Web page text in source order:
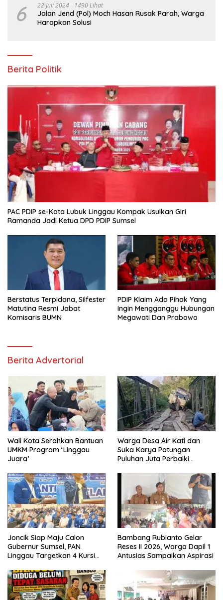
6 22 Juli 2024 1490 Lihat
Jalan Jend (Pol) Moch Hasan Rusak Parah, Warga
Harapkan Solusi
Berita Politik
PAC PDIP se-Kota Lubuk Linggau Kompak Usulkan Giri
Ramanda Jadi Ketua DPD PDIP Sumsel
Berstatus Terpidana, Silfester
Matutina Resmi Jabat
Komisaris BUMN
PDIP Klaim Ada Pihak Yang
Ingin Mengganggu Hubungan
Megawati Dan Prabowo
Berita Advertorial
Wali Kota Serahkan Bantuan
UMKM Program ‘Linggau
Juara’
Warga Desa Air Kati dan
Suka Karya Patungan
Puluhan Juta Perbaiki
Joncik Siap Maju Calon
Gubernur Sumsel, PAN
Linggau Targetkan 4 Kursi
Bambang Rubianto Gelar
Reses II 2026, Warga Dapil 1
Antusias Sampaikan Aspirasi